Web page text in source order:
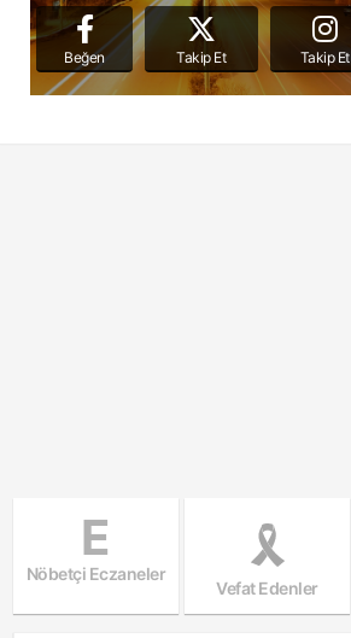
Beğen Takip Et Takip Et
E
Nöbetçi Eczaneler
Vefat Edenler